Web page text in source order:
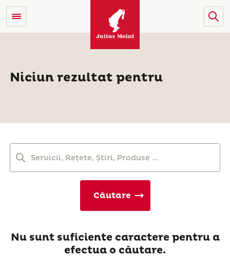
Niciun rezultat pentru
Căutare
Nu sunt suficiente caractere pentru a
efectua o căutare.